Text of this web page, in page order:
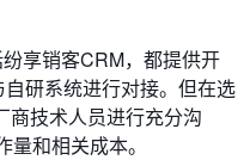
享销客CRM，都提供开
研系统进行对接。但在选
商技术人员进行充分沟
和相关成本。